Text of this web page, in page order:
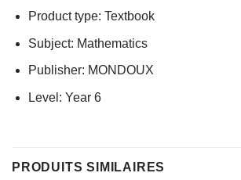
Product type: Textbook
Subject: Mathematics
Publisher: MONDOUX
Level: Year 6
PRODUITS SIMILAIRES